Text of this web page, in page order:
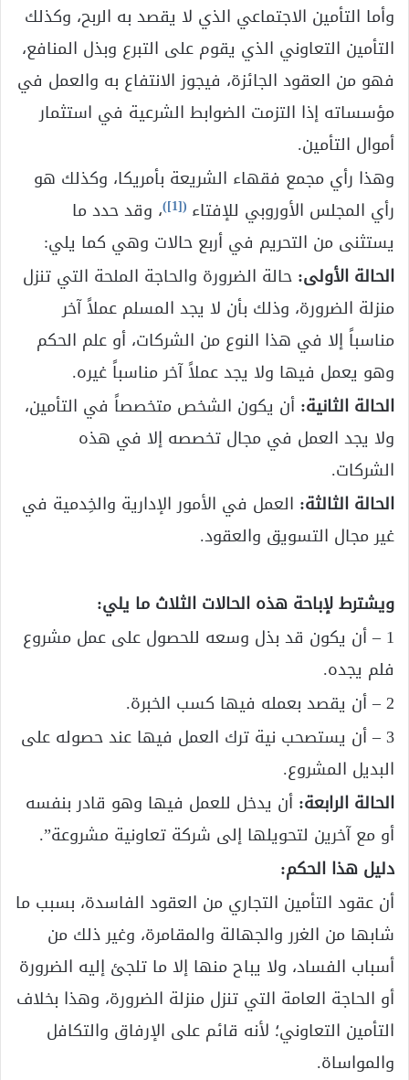
وأما التأمين الاجتماعي الذي لا يقصد به الربح، وكذلك
التأمين التعاوني الذي يقوم على التبرع وبذل المنافع،
فهو من العقود الجائزة، فيجوز الانتفاع به والعمل في
مؤسساته إذا التزمت الضوابط الشرعية في استثمار
أموال التأمين.
وهذا رأي مجمع فقهاء الشريعة بأمريكا، وكذلك هو
رأي المجلس الأوروبي للإفتاء (
[1]
)، وقد حدد ما
يستثنى من التحريم في أربع حالات وهي كما يلي:
الحالة الأولى: حالة الضرورة والحاجة الملحة التي تنزل
منزلة الضرورة، وذلك بأن لا يجد المسلم عملاً آخر
مناسباً إلا في هذا النوع من الشركات، أو علم الحكم
وهو يعمل فيها ولا يجد عملاً آخر مناسباً غيره.
الحالة الثانية: أن يكون الشخص متخصصاً في التأمين،
ولا يجد العمل في مجال تخصصه إلا في هذه
الشركات.
الحالة الثالثة: العمل في الأمور الإدارية والخِدمية في
غير مجال التسويق والعقود.
ويشترط لإباحة هذه الحالات الثلاث ما يلي:
1 – أن يكون قد بذل وسعه للحصول على عمل مشروع
فلم يجده.
2 – أن يقصد بعمله فيها كسب الخبرة.
3 – أن يستصحب نية ترك العمل فيها عند حصوله على
البديل المشروع.
الحالة الرابعة: أن يدخل للعمل فيها وهو قادر بنفسه
أو مع آخرين لتحويلها إلى شركة تعاونية مشروعة”.
دليل هذا الحكم:
أن عقود التأمين التجاري من العقود الفاسدة، بسبب ما
شابها من الغرر والجهالة والمقامرة، وغير ذلك من
أسباب الفساد، ولا يباح منها إلا ما تلجئ إليه الضرورة
أو الحاجة العامة التي تنزل منزلة الضرورة، وهذا بخلاف
التأمين التعاوني؛ لأنه قائم على الإرفاق والتكافل
والمواساة.